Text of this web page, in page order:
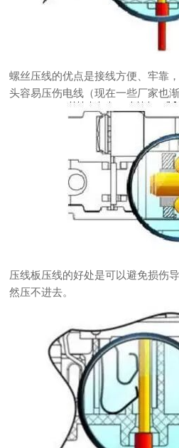
螺丝压线的优点是接线方便、牢靠
头容易压伤电线（现在一些厂家也
压线板压线的好处是可以避免损伤
然压不进去。